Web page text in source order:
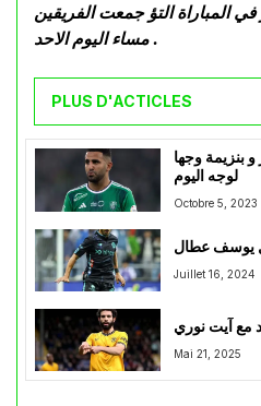
في المباراة التؤ جمعت الفريقين
مساء اليوم الاحد .
PLUS D'ACTICLES
وجها
لوجه اليوم
Octobre 5, 2023
يوسف عطال
Juillet 16, 2024
مع آيت نوري
Mai 21, 2025